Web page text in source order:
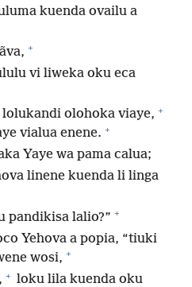
kuenda ovailu a
+
vi liweka oku eca
olohoka viaye, +
vialua enene. +
Yaye wa pama calua;
linene kuenda li linga
pandikisa lalio?” +
Yehova a popia, “tiuki
wosi, +
+ loku lila kuenda oku